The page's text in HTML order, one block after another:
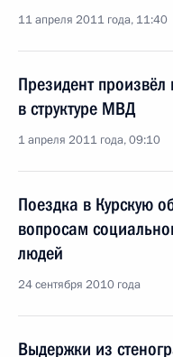
11 апреля 2011 года, 11:40
Президент
в структуре МВД
1 апреля 2011 года, 09:10
Поездка в Курскую
вопросам
людей
24 сентября 2010 года
Выдержки из